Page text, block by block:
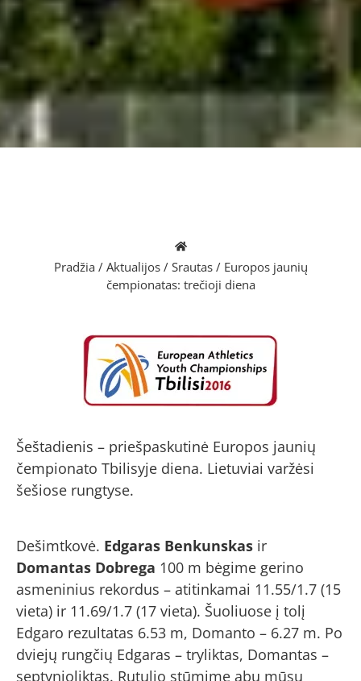
Pradžia / Aktualijos/ Srautas/ Europos jaunių
čempionatas: trečioji diena
Šeštadienis – priešpaskutinė Europos jaunių
čempionato Tbilisyje diena. Lietuviai varžėsi
šešiose rungtyse.
Dešimtkovė. Edgaras Benkunskas ir
Domantas Dobrega 100 m bėgime gerino
asmeninius rekordus – atitinkamai 11.55/1.7 (15
vieta) ir 11.69/1.7 (17 vieta). Šuoliuose į tolį
Edgaro rezultatas 6.53 m, Domanto – 6.27 m. Po
dviejų rungčių Edgaras – tryliktas, Domantas –
septynioliktas. Rutulio stūmime abu mūsų